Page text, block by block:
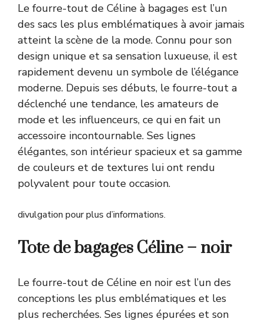
Le fourre-tout de Céline à bagages est l’un
des sacs les plus emblématiques à avoir jamais
atteint la scène de la mode. Connu pour son
design unique et sa sensation luxueuse, il est
rapidement devenu un symbole de l’élégance
moderne. Depuis ses débuts, le fourre-tout a
déclenché une tendance, les amateurs de
mode et les influenceurs, ce qui en fait un
accessoire incontournable. Ses lignes
élégantes, son intérieur spacieux et sa gamme
de couleurs et de textures lui ont rendu
polyvalent pour toute occasion.
divulgation pour plus d’informations.
Tote de bagages Céline – noir
Le fourre-tout de Céline en noir est l’un des
conceptions les plus emblématiques et les
plus recherchées. Ses lignes épurées et son